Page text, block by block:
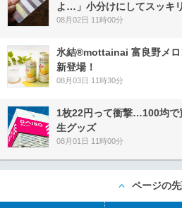
よ…」小分けにしてスッキ
08月02日 11時00分
氷結®mottainai 富良野メロ
新登場！
08月03日 11時30分
1枚22円って衝撃…100均で
生グッズ
08月01日 11時00分
ページの